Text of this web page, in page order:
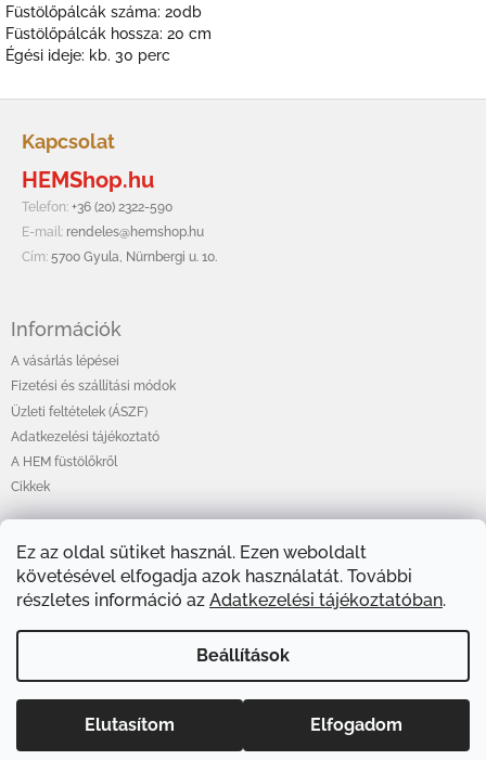
Ez az oldal sütiket használ. Ezen weboldalt
követésével elfogadja azok használatát. További
részletes információ az Adatkezelési tájékoztatóban.
Beállítások
Elutasítom Elfogadom
Füstölőpálcák száma: 20db
Füstölőpálcák hossza: 20 cm
Égési ideje: kb. 30 perc
Kapcsolat
HEMShop.hu
Telefon: +36 (20) 2322-590
E-mail: rendeles@hemshop.hu
Cím: 5700 Gyula, Nürnbergi u. 10.
Információk
A vásárlás lépései
Fizetési és szállítási módok
Üzleti feltételek (ÁSZF)
Adatkezelési tájékoztató
A HEM füstölőkről
Cikkek
Online fizetési lehetőséget biztosítunk
Shoptet készítette Copyright 2026 HEMShop.hu. Minden jog fenntartva.
Süti beállítások szerkesztése